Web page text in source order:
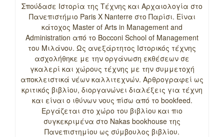
Σπούδασε Ιστορία της Τέχνης και Αρχαιολογία στο
Πανεπιστήμιο Paris X Nanterre στο Παρίσι. Είναι
κάτοχος Master of Arts in Management and
Administration από το Bocconi School of Management
του Μιλάνου. Ως ανεξάρτητος Ιστορικός τέχνης
ασχολήθηκε με την οργάνωση εκθέσεων σε
γκαλερί και χώρους τέχνης με την συμμετοχή
αποκλειστικά νέων καλλιτεχνών. Αρθρογραφεί ως
κριτικός βιβλίου, διοργανώνει διαλέξεις για τέχνη
και είναι ο ιθύνων νους πίσω από το bookfeed.
Εργάζεται στο χώρο του βιβλίου και πιο
συγκεκριμένα στο Nakas bookhouse της
Πανεπιστημίου ως σύμβουλος βιβλίου.